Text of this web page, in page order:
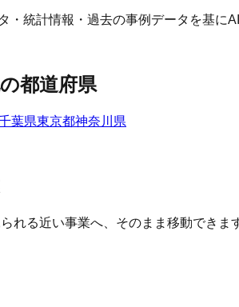
・統計情報・過去の事例データを基に
都道府県
葉県東京都神奈川県
れる近い事業へ、そのまま移動できま